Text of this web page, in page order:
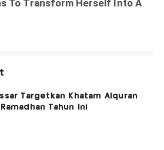
Targetkan Khatam Alquran
Tahun Ini